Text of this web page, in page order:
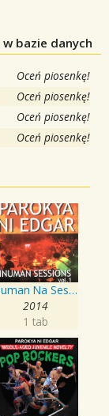
bazie danych
Oceń piosenkę!
Oceń piosenkę!
Oceń piosenkę!
Oceń piosenkę!
Inuman Na Sessions, Vol. 1
2014
1 tab